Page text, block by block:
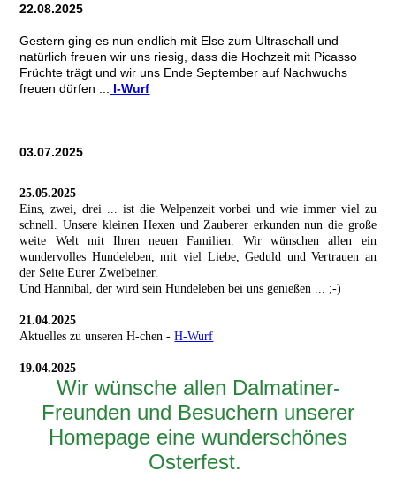
22.08.2025
Gestern ging es nun endlich mit Else zum Ultraschall und
natürlich freuen wir uns riesig, dass die Hochzeit mit Picasso
Früchte trägt und wir uns Ende September auf Nachwuchs
freuen dürfen ...
I-Wurf
03.07.2025
25.05.2025
Eins, zwei, drei ... ist die Welpenzeit vorbei und wie immer viel zu
schnell. Unsere kleinen Hexen und Zauberer erkunden nun die große
weite Welt mit Ihren neuen Familien. Wir wünschen allen ein
wundervolles Hundeleben, mit viel Liebe, Geduld und Vertrauen an
der Seite Eurer Zweibeiner.
Und Hannibal, der wird sein Hundeleben bei uns genießen ... ;-)
21.04.2025
Aktuelles zu unseren H-chen -H-Wurf
19.04.2025
Wir wünsche allen Dalmatiner-
Freunden und Besuchern unserer
Homepage eine wunderschönes
Osterfest.